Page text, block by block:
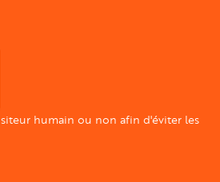
humain ou non afin d'éviter les